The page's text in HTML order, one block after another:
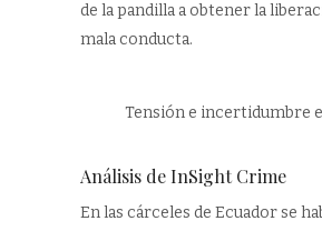
de la pandilla a obtener la
mala conducta.
Tensión e incertidumbre
Análisis de InSight Crime
En las cárceles de Ecuador se